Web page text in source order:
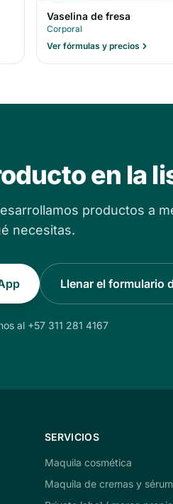
Vaselina de fresa
Corporal
Ver fórmulas y precios
en la
productos a
necesitas.
Llenar el formulario
al +57 311 281 4167
SERVICIOS
Maquila cosmética
Maquila de cremas y